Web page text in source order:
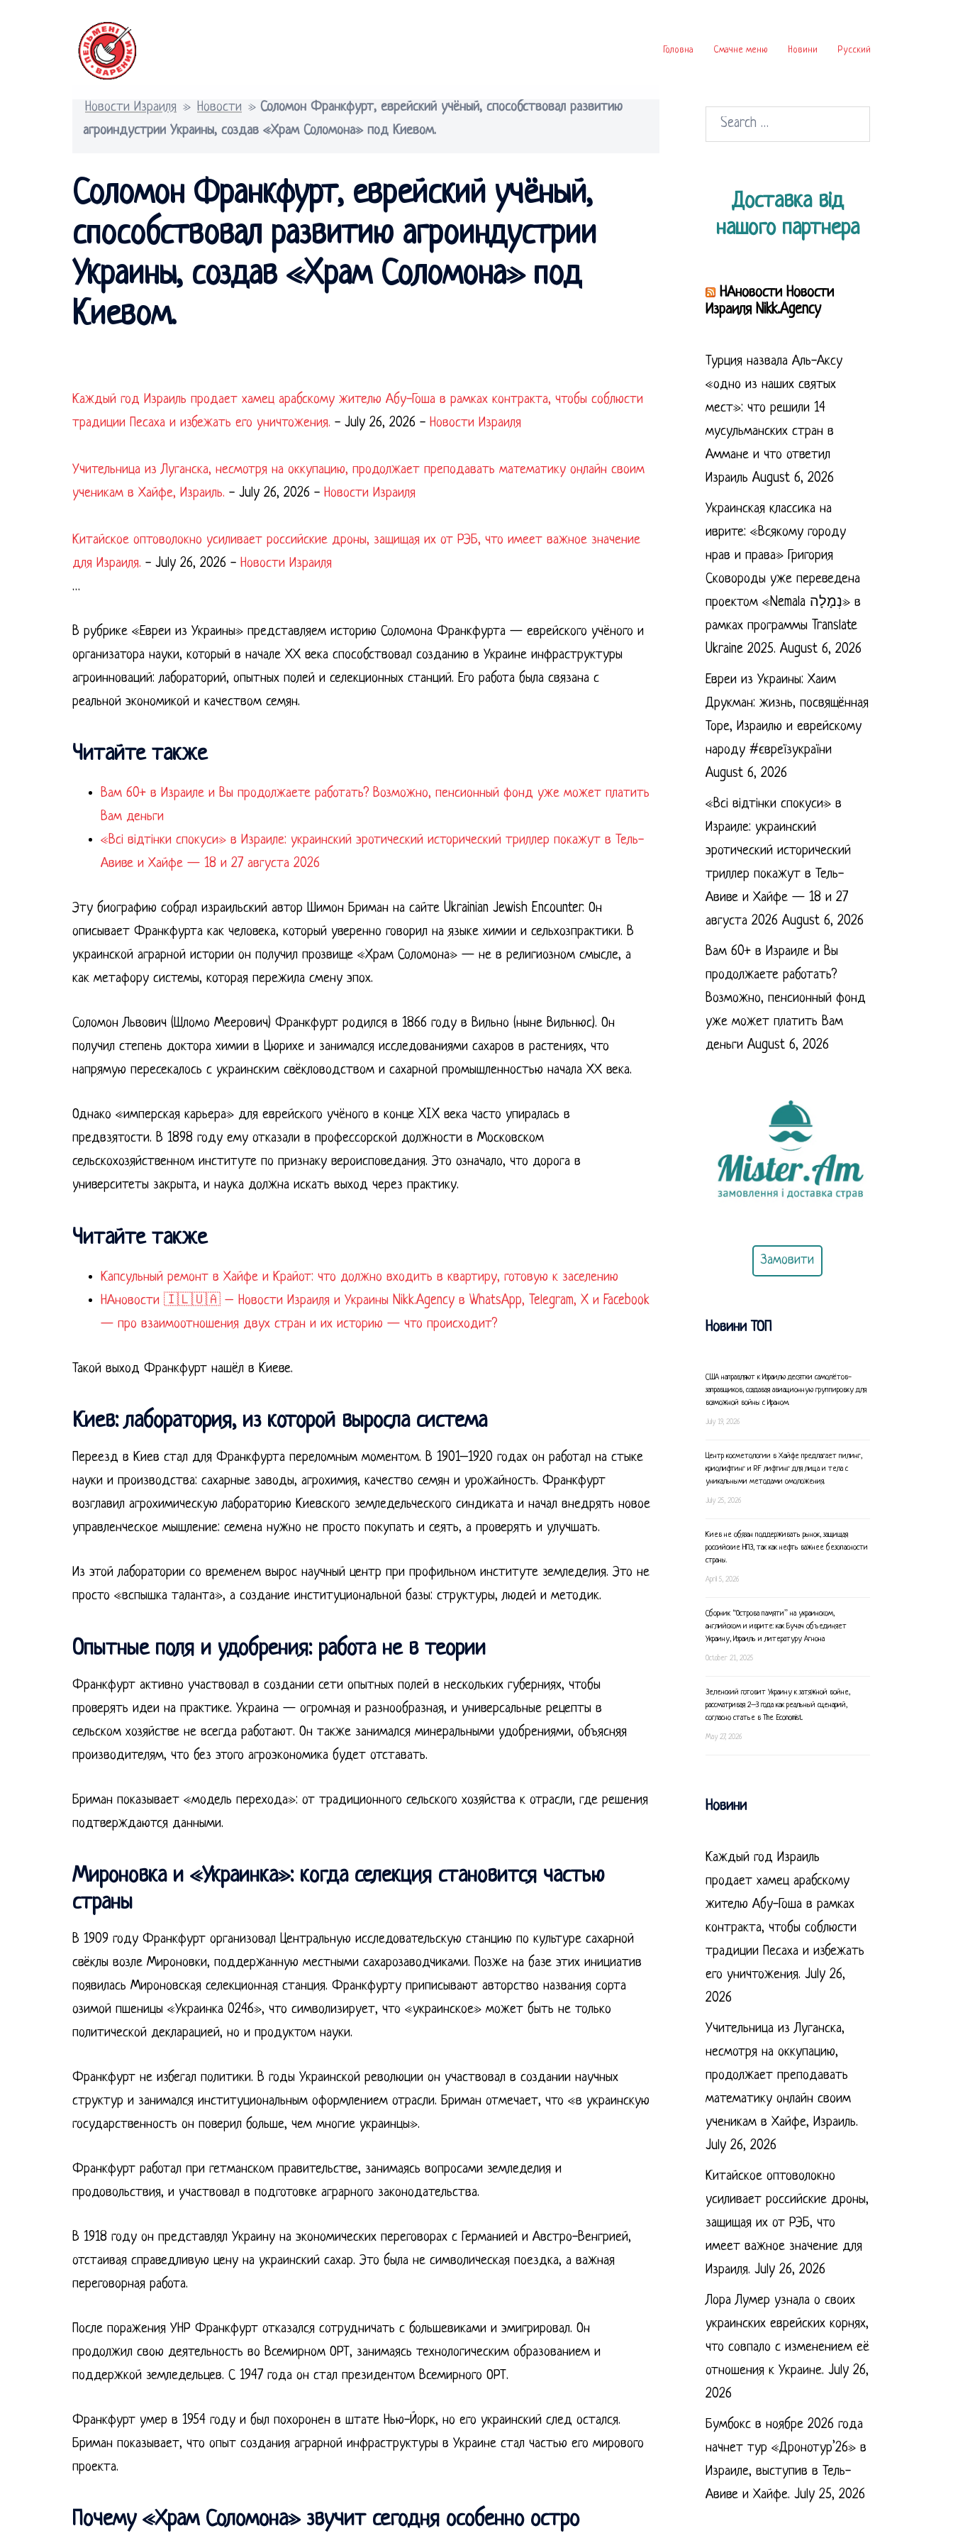
Головна Смачне меню Новини Русский
Новости Израиля » Новости » Соломон Франкфурт, еврейский учёный, способствовал развитию
агроиндустрии Украины, создав «Храм Соломона» под Киевом.
Соломон Франкфурт, еврейский учёный,
способствовал развитию агроиндустрии
Украины, создав «Храм Соломона» под
Киевом.
Каждый год Израиль продает хамец арабскому жителю Абу-Гоша в рамках контракта, чтобы соблюсти
традиции Песаха и избежать его уничтожения. - July 26, 2026 - Новости Израиля
Учительница из Луганска, несмотря на оккупацию, продолжает преподавать математику онлайн своим
ученикам в Хайфе, Израиль. - July 26, 2026 - Новости Израиля
Китайское оптоволокно усиливает российские дроны, защищая их от РЭБ, что имеет важное значение
для Израиля. - July 26, 2026 - Новости Израиля
…
В рубрике «Евреи из Украины» представляем историю Соломона Франкфурта — еврейского учёного и
организатора науки, который в начале ХХ века способствовал созданию в Украине инфраструктуры
агроинноваций: лабораторий, опытных полей и селекционных станций. Его работа была связана с
реальной экономикой и качеством семян.
Читайте также
Вам 60+ в Израиле и Вы продолжаете работать? Возможно, пенсионный фонд уже может платить
Вам деньги
«Всі відтінки спокуси» в Израиле: украинский эротический исторический триллер покажут в Тель-
Авиве и Хайфе — 18 и 27 августа 2026
Эту биографию собрал израильский автор Шимон Бриман на сайте Ukrainian Jewish Encounter. Он
описывает Франкфурта как человека, который уверенно говорил на языке химии и сельхозпрактики. В
украинской аграрной истории он получил прозвище «Храм Соломона» — не в религиозном смысле, а
как метафору системы, которая пережила смену эпох.
Соломон Львович (Шломо Меерович) Франкфурт родился в 1866 году в Вильно (ныне Вильнюс). Он
получил степень доктора химии в Цюрихе и занимался исследованиями сахаров в растениях, что
напрямую пересекалось с украинским свёкловодством и сахарной промышленностью начала ХХ века.
Однако «имперская карьера» для еврейского учёного в конце XIX века часто упиралась в
предвзятости. В 1898 году ему отказали в профессорской должности в Московском
сельскохозяйственном институте по признаку вероисповедания. Это означало, что дорога в
университеты закрыта, и наука должна искать выход через практику.
Читайте также
Капсульный ремонт в Хайфе и Крайот: что должно входить в квартиру, готовую к заселению
НАновости 🇮🇱🇺🇦 – Новости Израиля и Украины Nikk.Agency в WhatsApp, Telegram, X и Facebook
— про взаимоотношения двух стран и их историю — что происходит?
Такой выход Франкфурт нашёл в Киеве.
Киев: лаборатория, из которой выросла система
Переезд в Киев стал для Франкфурта переломным моментом. В 1901–1920 годах он работал на стыке
науки и производства: сахарные заводы, агрохимия, качество семян и урожайность. Франкфурт
возглавил агрохимическую лабораторию Киевского земледельческого синдиката и начал внедрять новое
управленческое мышление: семена нужно не просто покупать и сеять, а проверять и улучшать.
Из этой лаборатории со временем вырос научный центр при профильном институте земледелия. Это не
просто «вспышка таланта», а создание институциональной базы: структуры, людей и методик.
Опытные поля и удобрения: работа не в теории
Франкфурт активно участвовал в создании сети опытных полей в нескольких губерниях, чтобы
проверять идеи на практике. Украина — огромная и разнообразная, и универсальные рецепты в
сельском хозяйстве не всегда работают. Он также занимался минеральными удобрениями, объясняя
производителям, что без этого агроэкономика будет отставать.
Бриман показывает «модель перехода»: от традиционного сельского хозяйства к отрасли, где решения
подтверждаются данными.
Мироновка и «Украинка»: когда селекция становится частью
страны
В 1909 году Франкфурт организовал Центральную исследовательскую станцию по культуре сахарной
свёклы возле Мироновки, поддержанную местными сахарозаводчиками. Позже на базе этих инициатив
появилась Мироновская селекционная станция. Франкфурту приписывают авторство названия сорта
озимой пшеницы «Украинка 0246», что символизирует, что «украинское» может быть не только
политической декларацией, но и продуктом науки.
Франкфурт не избегал политики. В годы Украинской революции он участвовал в создании научных
структур и занимался институциональным оформлением отрасли. Бриман отмечает, что «в украинскую
государственность он поверил больше, чем многие украинцы».
Франкфурт работал при гетманском правительстве, занимаясь вопросами земледелия и
продовольствия, и участвовал в подготовке аграрного законодательства.
В 1918 году он представлял Украину на экономических переговорах с Германией и Австро-Венгрией,
отстаивая справедливую цену на украинский сахар. Это была не символическая поездка, а важная
переговорная работа.
После поражения УНР Франкфурт отказался сотрудничать с большевиками и эмигрировал. Он
продолжил свою деятельность во Всемирном ОРТ, занимаясь технологическим образованием и
поддержкой земледельцев. С 1947 года он стал президентом Всемирного ОРТ.
Франкфурт умер в 1954 году и был похоронен в штате Нью-Йорк, но его украинский след остался.
Бриман показывает, что опыт создания аграрной инфраструктуры в Украине стал частью его мирового
проекта.
Почему «Храм Соломона» звучит сегодня особенно остро
Search
for:
Доставка від
нашого партнера
НАновости Новости
Израиля Nikk.Agency
Турция назвала Аль-Аксу
«одно из наших святых
мест»: что решили 14
мусульманских стран в
Аммане и что ответил
Израиль August 6, 2026
Украинская классика на
иврите: «Всякому городу
нрав и права» Григория
Сковороды уже переведена
проектом «Nemala נְמָלָה» в
рамках программы Translate
Ukraine 2025. August 6, 2026
Евреи из Украины: Хаим
Друкман: жизнь, посвящённая
Торе, Израилю и еврейскому
народу #євреїзукраїни
August 6, 2026
«Всі відтінки спокуси» в
Израиле: украинский
эротический исторический
триллер покажут в Тель-
Авиве и Хайфе — 18 и 27
августа 2026 August 6, 2026
Вам 60+ в Израиле и Вы
продолжаете работать?
Возможно, пенсионный фонд
уже может платить Вам
деньги August 6, 2026
Замовити
Новини ТОП
США направляют к Израилю десятки самолётов-
заправщиков, создавая авиационную группировку для
возможной войны с Ираном.
July 19, 2026
Центр косметологии в Хайфе предлагает пилинг,
криолифтинг и RF лифтинг для лица и тела с
уникальными методами омоложения.
July 25, 2026
Киев не обязан поддерживать рынок, защищая
российские НПЗ, так как нефть важнее безопасности
страны.
April 5, 2026
Сборник “Острова памяти” на украинском,
английском и иврите: как Бучач объединяет
Украину, Израиль и литературу Агнона
October 21, 2025
Зеленский готовит Украину к затяжной войне,
рассматривая 2–3 года как реальный сценарий,
согласно статье в The Economist.
May 27, 2026
Новини
Каждый год Израиль
продает хамец арабскому
жителю Абу-Гоша в рамках
контракта, чтобы соблюсти
традиции Песаха и избежать
его уничтожения. July 26,
2026
Учительница из Луганска,
несмотря на оккупацию,
продолжает преподавать
математику онлайн своим
ученикам в Хайфе, Израиль.
July 26, 2026
Китайское оптоволокно
усиливает российские дроны,
защищая их от РЭБ, что
имеет важное значение для
Израиля. July 26, 2026
Лора Лумер узнала о своих
украинских еврейских корнях,
что совпало с изменением её
отношения к Украине. July 26,
2026
Бумбокс в ноябре 2026 года
начнет тур «Дронотур’26» в
Израиле, выступив в Тель-
Авиве и Хайфе. July 25, 2026